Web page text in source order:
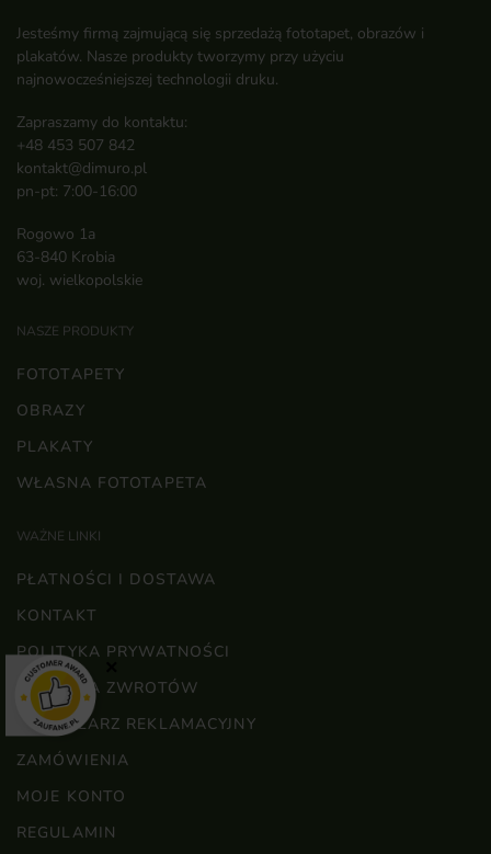
Jesteśmy firmą zajmującą się sprzedażą fototapet, obrazów i
plakatów. Nasze produkty tworzymy przy użyciu
najnowocześniejszej technologii druku.
Zapraszamy do kontaktu:
+48 453 507 842
kontakt@dimuro.pl
pn-pt: 7:00-16:00
Rogowo 1a
63-840 Krobia
woj. wielkopolskie
NASZE PRODUKTY
FOTOTAPETY
OBRAZY
PLAKATY
WŁASNA FOTOTAPETA
WAŻNE LINKI
PŁATNOŚCI I DOSTAWA
KONTAKT
POLITYKA PRYWATNOŚCI
POLITYKA ZWROTÓW
FORMULARZ REKLAMACYJNY
ZAMÓWIENIA
MOJE KONTO
REGULAMIN